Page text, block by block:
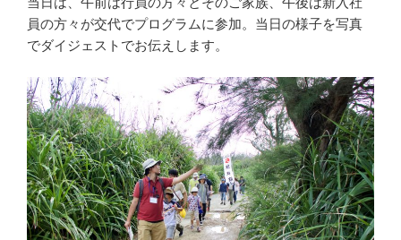
員の方々が交代でプログラムに参加。当日の様子を写真
でダイジェストでお伝えします。